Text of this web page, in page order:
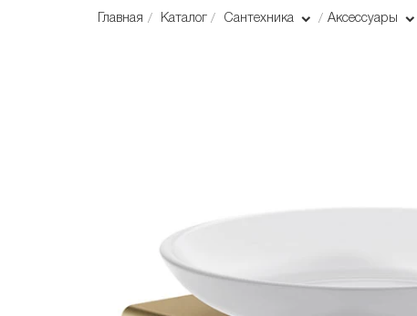
Главная Каталог Сантехника Аксессуары